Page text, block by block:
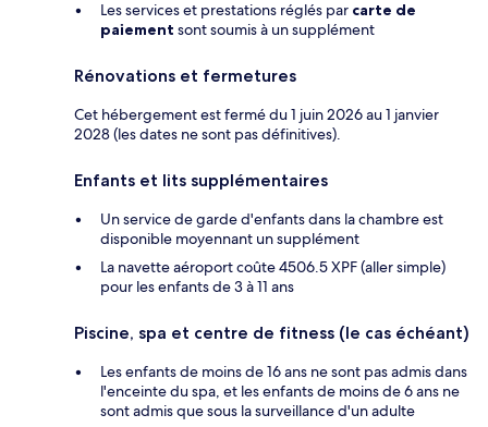
Les services et prestations réglés par carte de
paiement sont soumis à un supplément
Rénovations et fermetures
Cet hébergement est fermé du 1 juin 2026 au 1 janvier
2028 (les dates ne sont pas définitives).
Enfants et lits supplémentaires
Un service de garde d'enfants dans la chambre est
disponible moyennant un supplément
La navette aéroport coûte 4506.5 XPF (aller simple)
pour les enfants de 3 à 11 ans
Piscine, spa et centre de fitness (le cas échéant)
Les enfants de moins de 16 ans ne sont pas admis dans
l'enceinte du spa, et les enfants de moins de 6 ans ne
sont admis que sous la surveillance d'un adulte